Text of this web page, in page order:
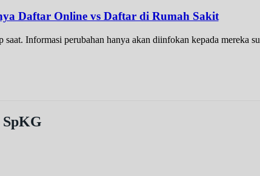
Daftar Online vs Daftar di Rumah Sakit
Informasi perubahan hanya akan diinfokan kepada mereka